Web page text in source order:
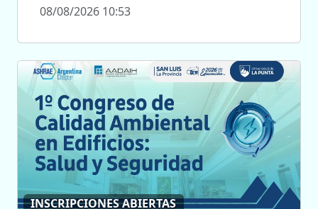
08/08/2026 10:53
INSCRIPCIONES ABIERTAS